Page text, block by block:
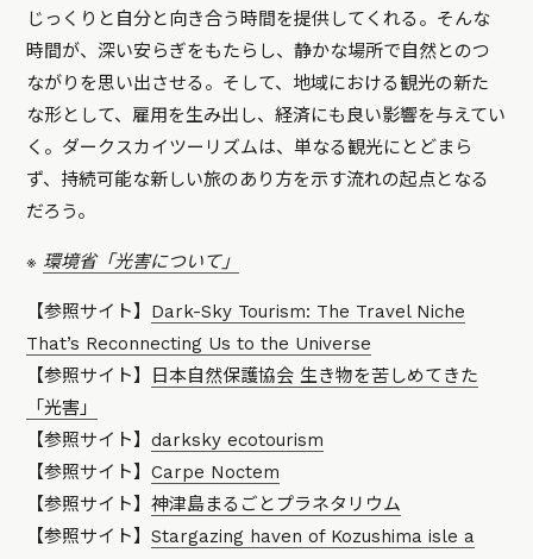
じっくりと自分と向き合う時間を提供してくれる。そんな
時間が、深い安らぎをもたらし、静かな場所で自然とのつ
ながりを思い出させる。そして、地域における観光の新た
な形として、雇用を生み出し、経済にも良い影響を与えてい
く。ダークスカイツーリズムは、単なる観光にとどまら
ず、持続可能な新しい旅のあり方を示す流れの起点となる
だろう。
※ 環境省「光害について」
【参照サイト】 Dark-Sky Tourism: The Travel Niche
That’s Reconnecting Us to the Universe
【参照サイト】
日本自然保護協会 生き物を苦しめてきた
「光害」
【参照サイト】darksky ecotourism
【参照サイト】Carpe Noctem
【参照サイト】神津島まるごとプラネタリウム
【参照サイト】Stargazing haven of Kozushima isle a